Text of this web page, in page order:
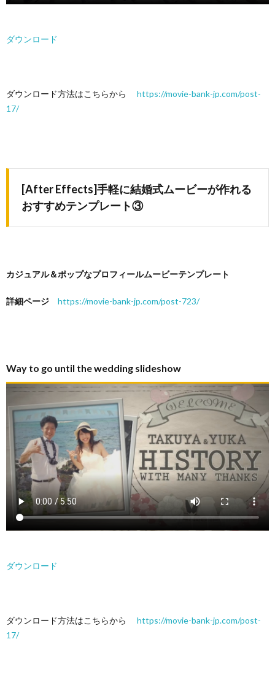
ダウンロード
ダウンロード方法はこちらから https://movie-bank-jp.com/post-
17/
[After Effects]手軽に結婚式ムービーが作れる
おすすめテンプレート③
カジュアル＆ポップなプロフィールムービーテンプレート
詳細ページ https://movie-bank-jp.com/post-723/
Way to go until the wedding slideshow
ダウンロード
ダウンロード方法はこちらから https://movie-bank-jp.com/post-
17/